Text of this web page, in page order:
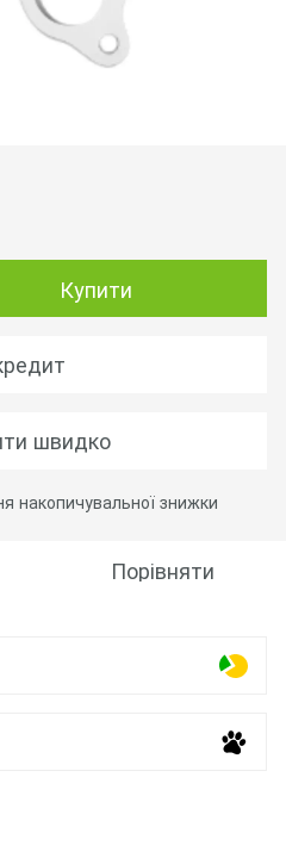
Купити
швидко
накопичувальної знижки
Порівняти